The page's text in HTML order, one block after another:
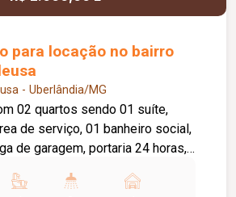
para locação no bairro
- Uberlândia/MG
02 quartos sendo 01 suíte,
de serviço, 01 banheiro social,
de garagem, portaria 24 horas,
/ Tem taxa de mudança